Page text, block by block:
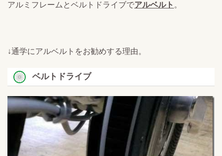
アルミフレームとベルトドライブでアルベルト 。
↓通学にアルベルトをお勧めする理由。
ベルトドライブ